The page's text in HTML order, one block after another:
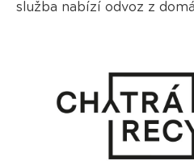
služba nabízí odvoz z